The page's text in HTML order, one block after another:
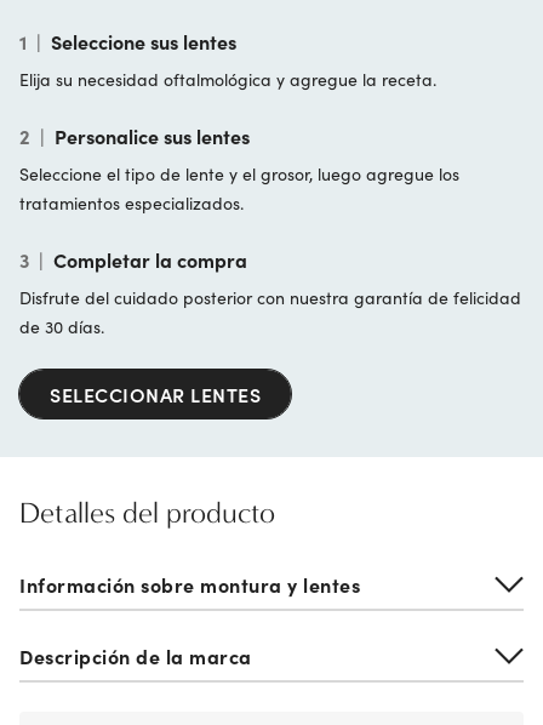
1 | Seleccione sus lentes
Elija su necesidad oftalmológica y agregue la receta.
2 | Personalice sus lentes
Seleccione el tipo de lente y el grosor, luego agregue los
tratamientos especializados.
3 | Completar la compra
Disfrute del cuidado posterior con nuestra garantía de felicidad
de 30 días.
SELECCIONAR LENTES
Detalles del producto
Información sobre montura y lentes
Descripción de la marca